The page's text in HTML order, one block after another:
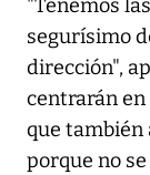
"Tenemos
segurísimo
dirección",
centrarán
que también
porque no